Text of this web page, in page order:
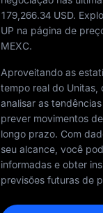
179,266.34 USD.
UP na página de
MEXC.
Aproveitando as
tempo real do Unitas,
analisar as
prever movimentos
longo prazo. Com
seu alcance, você
informadas e obter
previsões futuras de